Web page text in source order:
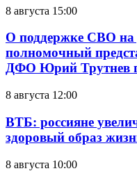
8 августа 15:00
О поддержке СВО на
полномочный
ДФО Юрий Трутнев
8 августа 12:00
ВТБ: россияне
здоровый образ
8 августа 10:00